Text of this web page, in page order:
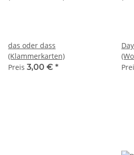
das oder dass
(Klammerkarten)
Preis 3,00 € *